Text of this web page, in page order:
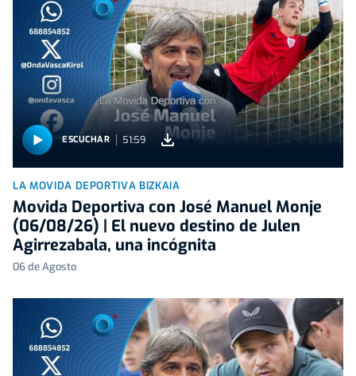
ESCUCHAR 51:59
LA MOVIDA DEPORTIVA BIZKAIA
Movida Deportiva con José Manuel Monje
(06/08/26) | El nuevo destino de Julen
Agirrezabala, una incógnita
06 de Agosto